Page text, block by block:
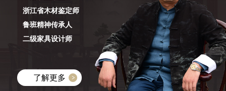
浙江省木材鉴定师
鲁班精神传承人
二级家具设计师
了解更多